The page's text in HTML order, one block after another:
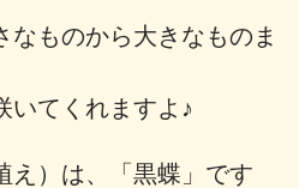
なものから大きなものま
いてくれますよ♪
え）は、「黒蝶」です